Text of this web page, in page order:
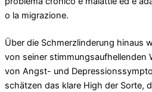
o la migrazione.
Über die Schmerzlinderung hinaus
von seiner stimmungsaufhellenden
von Angst- und
schätzen das klare High der Sorte,